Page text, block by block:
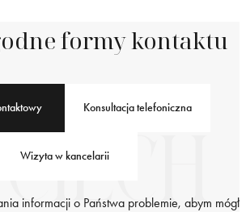
formy kontaktu
Konsultacja telefoniczna
Wizyta w kancelarii
informacji o Państwa problemie, abym mógł